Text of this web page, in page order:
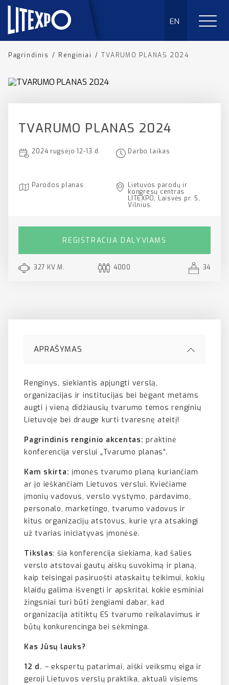
EN
Pagrindinis / Renginiai / TVARUMO PLANAS 2024
TVARUMO PLANAS 2024
2024 rugsėjo 12-13 d. Darbo laikas
Parodos planas
Lietuvos parodų ir
kongresų centras
LITEXPO, Laisvės pr. 5,
Vilnius.
REGISTRACIJA DALYVIAMS
327 KV.M. 4000 34
APRAŠYMAS
Renginys, siekiantis apjungti verslą,
organizacijas ir institucijas bei bėgant metams
augti į vieną didžiausių tvarumo temos renginių
Lietuvoje bei drauge kurti tvaresnę ateitį!
Pagrindinis renginio akcentas: praktinė
konferencija verslui „Tvarumo planas“.
Kam skirta: įmonės tvarumo planą kuriančiam
ar jo ieškančiam Lietuvos verslui. Kviečiame
įmonių vadovus, verslo vystymo, pardavimo,
personalo, marketingo, tvarumo vadovus ir
kitus organizacijų atstovus, kurie yra atsakingi
už tvarias iniciatyvas įmonėse.
Tikslas: šia konferencija siekiama, kad šalies
verslo atstovai gautų aiškų suvokimą ir planą,
kaip teisingai pasiruošti ataskaitų teikimui, kokių
klaidų galima išvengti ir apskritai, kokie esminiai
žingsniai turi būti žengiami dabar, kad
organizacija atitiktų ES tvarumo reikalavimus ir
būtų konkurencinga bei sėkminga.
Kas Jūsų lauks?
12 d. – ekspertų patarimai, aiški veiksmų eiga ir
geroji Lietuvos verslų praktika, aktuali visiems